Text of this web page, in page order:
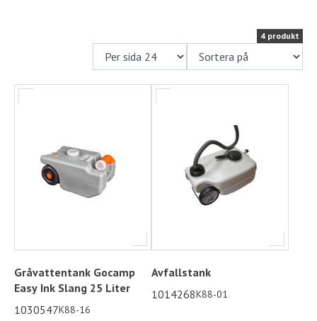
Kontakt
Långtidsparkering
4 produkt
Gråvattentank Gocamp
Easy Ink Slang 25 Liter
1030547K88-16
Avfallstank
1014268K88-01